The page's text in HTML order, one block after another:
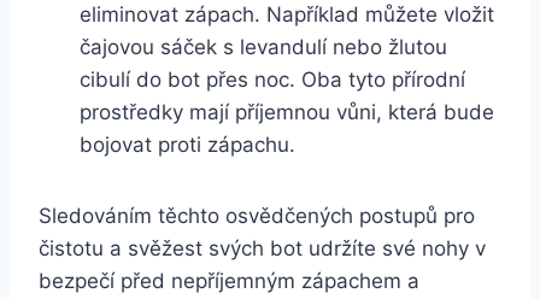
eliminovat zápach. Například můžete vložit
čajovou sáček s ‌levandulí nebo žlutou
cibulí do bot přes noc. Oba tyto ​přírodní
⁢prostředky mají příjemnou vůni, ⁣která bude​
bojovat proti zápachu.
Sledováním těchto osvědčených postupů‍ pro
čistotu a svěžest⁤ svých bot udržíte své nohy v
bezpečí ‌před nepříjemným zápachem‍ a